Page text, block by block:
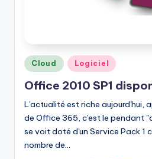
Posted
in
Cloud Logiciel
Office 2010 SP1
L'actualité est riche aujourd'hui,
de Office 365, c'est le pendant
se voit doté d'un Service Pack 1
nombre de…